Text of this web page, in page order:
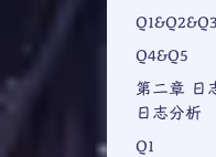
Q1&Q2&Q3
Q4&Q5
第二章 日
日志分析
Q1